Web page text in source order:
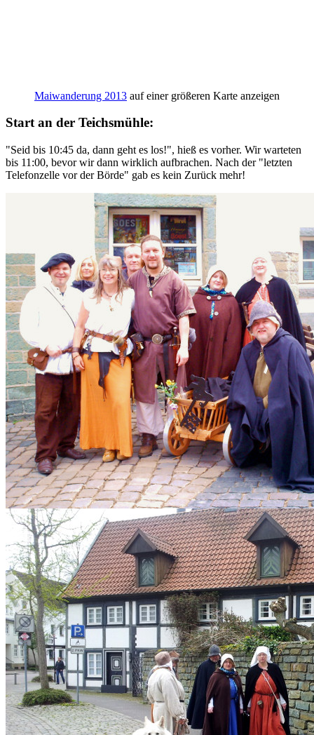
Maiwanderung 2013 auf einer größeren Karte anzeigen
Start an der Teichsmühle:
"Seid bis 10:45 da, dann geht es los!", hieß es vorher. Wir warteten
bis 11:00, bevor wir dann wirklich aufbrachen. Nach der "letzten
Telefonzelle vor der Börde" gab es kein Zurück mehr!